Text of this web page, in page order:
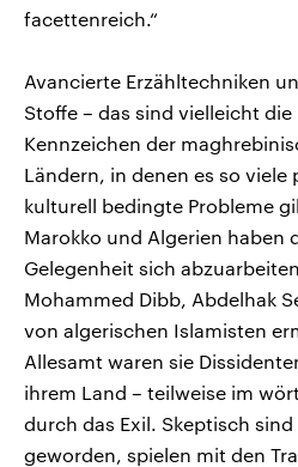
facettenreich.“
Avancierte Erzähltechniken
Stoffe – das sind vielleicht
Kennzeichen der
Ländern, in denen es so
kulturell bedingte Probleme
Marokko und Algerien haben
Gelegenheit sich
Mohammed Dibb, Abdelhak
von algerischen Islamisten
Allesamt waren sie
ihrem Land – teilweise im
durch das Exil. Skeptisch
geworden, spielen mit den